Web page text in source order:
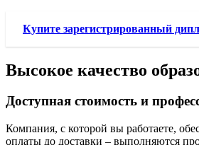
Купите зарегистрированный
Высокое качество
Доступная стоимость и
Компания, с которой вы работаете,
оплаты до доставки – выполняются